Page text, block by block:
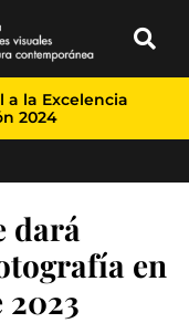
a la Excelencia
2024
dará
en